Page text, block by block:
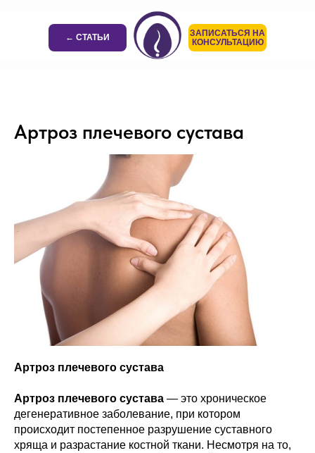
← СТАТЬИ
ЗАПИСАТЬСЯ НА
КОНСУЛЬТАЦИЮ
Артроз плечевого сустава
Артроз плечевого сустава
Артроз плечевого сустава — это хроническое
дегенеративное заболевание, при котором
происходит постепенное разрушение суставного
хряща и разрастание костной ткани. Несмотря на то,